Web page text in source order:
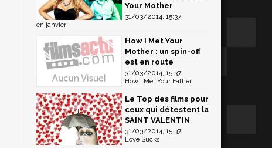
Your Mother
31/03/2014, 15:37
en janvier
How I Met Your
Mother : un spin-off
est en route
31/03/2014, 15:37
How I Met Your Father
Le Top des films pour
ceux qui détestent la
SAINT VALENTIN
31/03/2014, 15:37
Love Sucks